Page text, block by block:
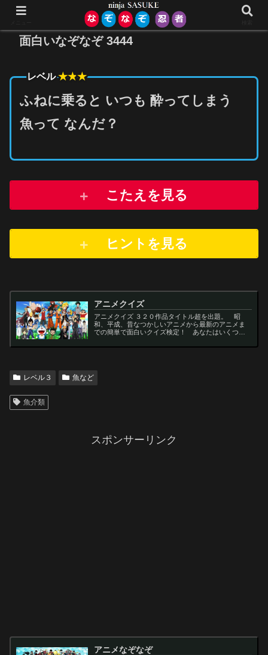
面白いなぞなぞ 3444
レベル★★★
ふねに乗ると いつも 酔ってしまう
魚って なんだ？
こたえを見る
ヒントを 見る
アニメクイズ
アニメクイズ ３２０作品タイトル超を出題。 昭
和、平成、昔なつかしいアニメから最新のアニメま
での簡単で面白いクイズ検定！ あなたはいくつわ
ど一問一答から3択・4択問題までの小学生の簡単問
レベル３ 魚など
魚介類
スポンサーリンク
アニメなぞなぞ